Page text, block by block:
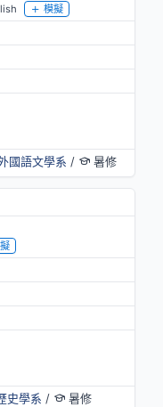
模擬
國語文學系 / 暑修
史學系 / 暑修